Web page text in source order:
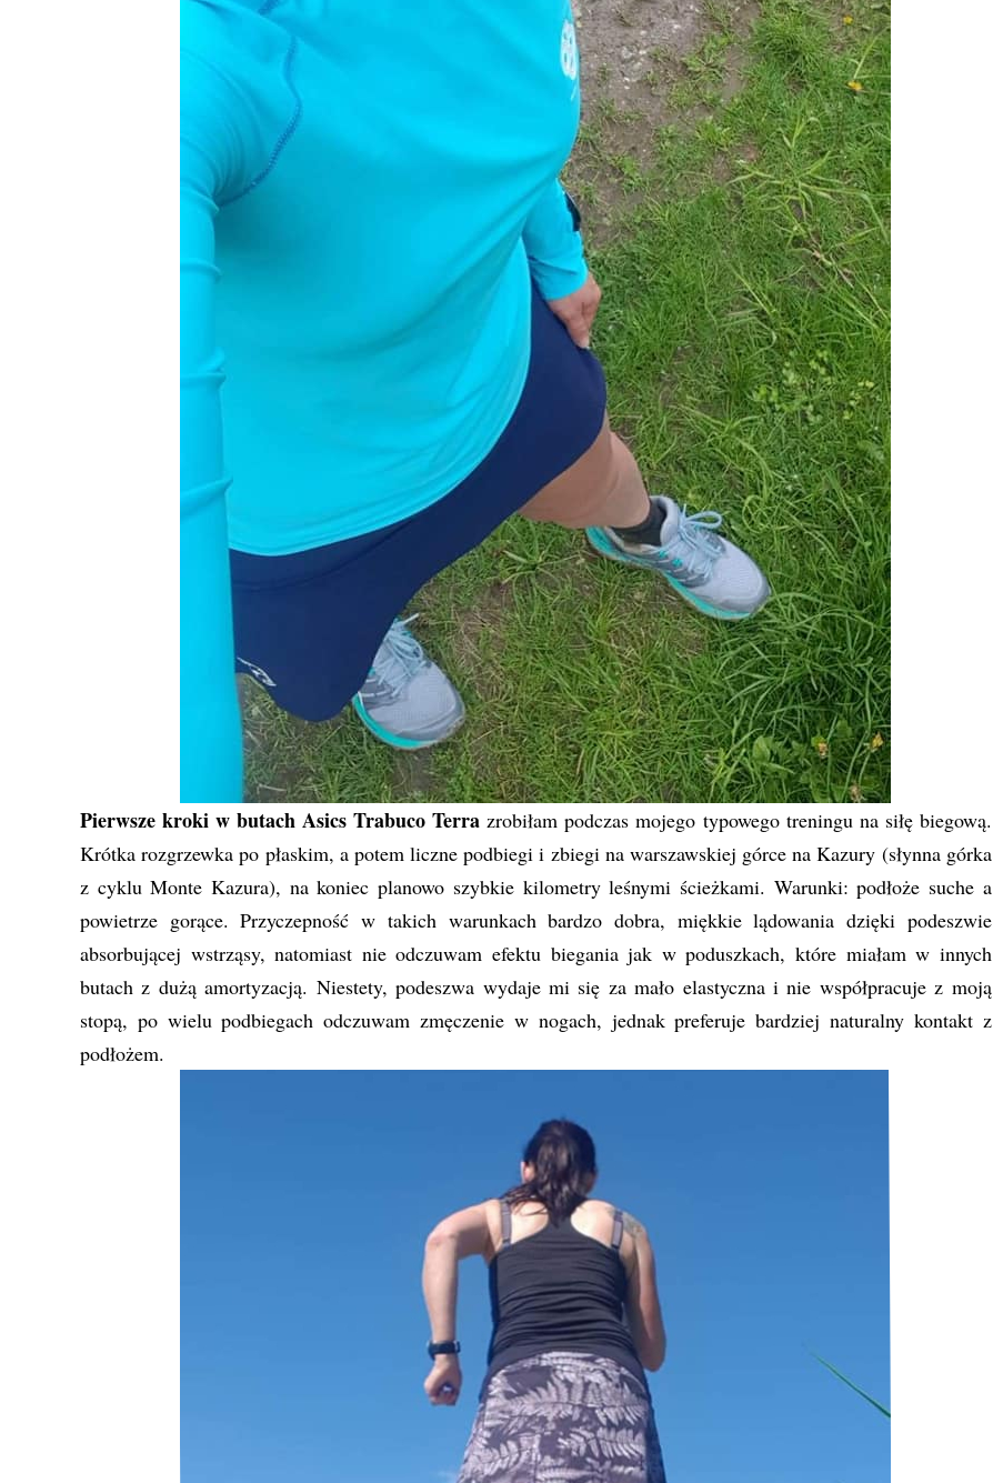
Pierwsze kroki w butach Asics Trabuco Terra zrobiłam podczas mojego typowego treningu na siłę biegową.
Krótka rozgrzewka po płaskim, a potem liczne podbiegi i zbiegi na warszawskiej górce na Kazury (słynna górka
z cyklu Monte Kazura), na koniec planowo szybkie kilometry leśnymi ścieżkami. Warunki: podłoże suche a
powietrze gorące. Przyczepność w takich warunkach bardzo dobra, miękkie lądowania dzięki podeszwie
absorbującej wstrząsy, natomiast nie odczuwam efektu biegania jak w poduszkach, które miałam w innych
butach z dużą amortyzacją. Niestety, podeszwa wydaje mi się za mało elastyczna i nie współpracuje z moją
stopą, po wielu podbiegach odczuwam zmęczenie w nogach, jednak preferuje bardziej naturalny kontakt z
podłożem.